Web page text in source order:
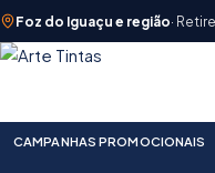
Foz do Iguaçu e região·
CAMPANHAS PROMOCIONAIS